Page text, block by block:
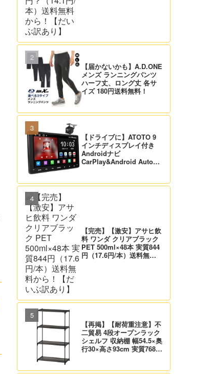
【届かないかも】A.D.ONE
メンズ ランニングパンツ
ハーフ丈、ロング丈 各サ
イズ 180円送料無料！
【ドライブに】ATOTO 9
インチディスプレイ付き
Androidナビ
CarPlay&Android Auto対
【完売】【激安】アサヒ飲
料 ワンダ クリアブラック
PET 500ml×48本 実質844
円（17.6円/本）送料無料
【再掲】【耐荷重注意】不
二貿易 4段オープンラック
シェルフ 収納棚 幅54.5×奥
行30×高さ93cm 実質768